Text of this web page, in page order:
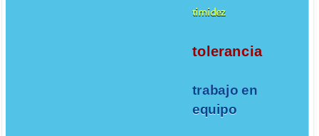
timidez
tolerancia
trabajo en
equipo